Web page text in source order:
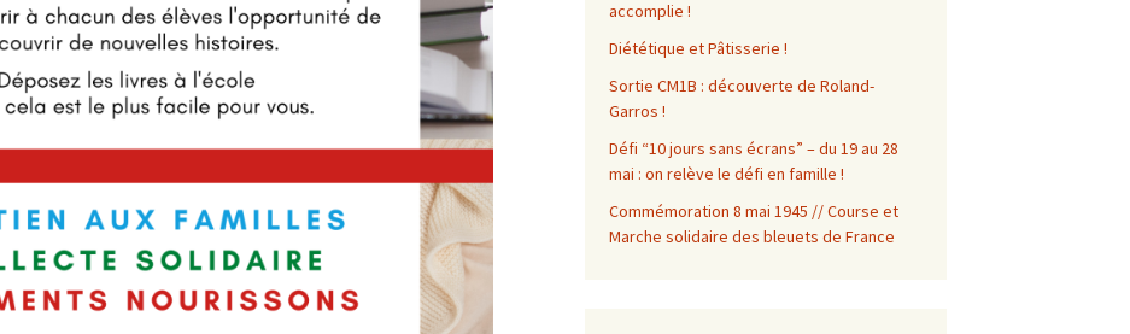
accomplie !
Diététique et Pâtisserie !
Sortie CM1B : découverte de Roland-
Garros !
Défi “10 jours sans écrans” – du 19 au 28
mai : on relève le défi en famille !
Commémoration 8 mai 1945 // Course et
Marche solidaire des bleuets de France